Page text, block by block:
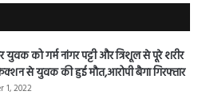
युवक को गर्म नांगर पट्टी और त्रिशूल से पूरे शरीर
से युवक की हुई मौत,आरोपी बैगा गिरफ्तार
1, 2022